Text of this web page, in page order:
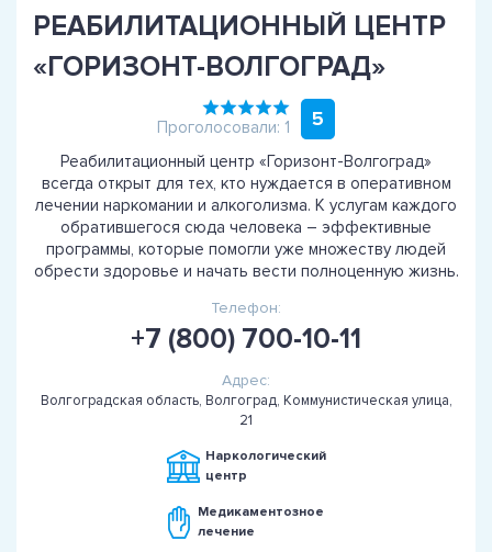
РЕАБИЛИТАЦИОННЫЙ ЦЕНТР
«ГОРИЗОНТ-ВОЛГОГРАД»
Проголосовали: 1 5
Реабилитационный центр «Горизонт-Волгоград»
всегда открыт для тех, кто нуждается в оперативном
лечении наркомании и алкоголизма. К услугам каждого
обратившегося сюда человека – эффективные
программы, которые помогли уже множеству людей
обрести здоровье и начать вести полноценную жизнь.
Телефон:
+7 (800) 700-10-11
Адрес:
Волгоградская область, Волгоград, Коммунистическая улица,
21
Наркологический
центр
Медикаментозное
лечение